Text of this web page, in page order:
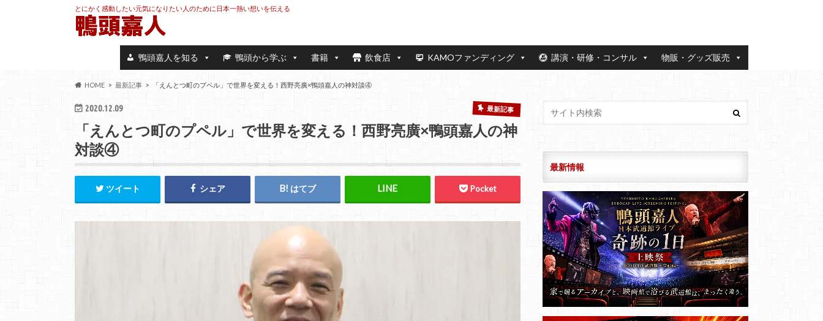
とにかく感動したい元気になりたい人のために日本一熱い想いを伝える
鴨頭嘉人を知る 鴨頭から学ぶ 書籍 飲食店 KAMOファンディング 講演・研修・コンサル 物販・グッズ販売
HOME 最新記事 「えんとつ町のプペル」で世界を変える！西野亮廣×鴨頭嘉人の神対談④
2020.12.09 最新記事
「えんとつ町のプペル」で世界を変える！西野亮廣×鴨頭嘉人の神
対談④
ツイート シェア はてブ Pocket
最新情報